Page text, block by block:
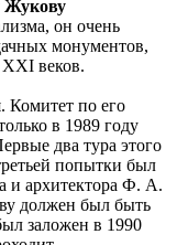
Жукову
он очень
монументов,
веков.
Комитет по его
в 1989 году
два тура этого
попытки был
и архитектора Ф. А.
должен был быть
заложен в 1990